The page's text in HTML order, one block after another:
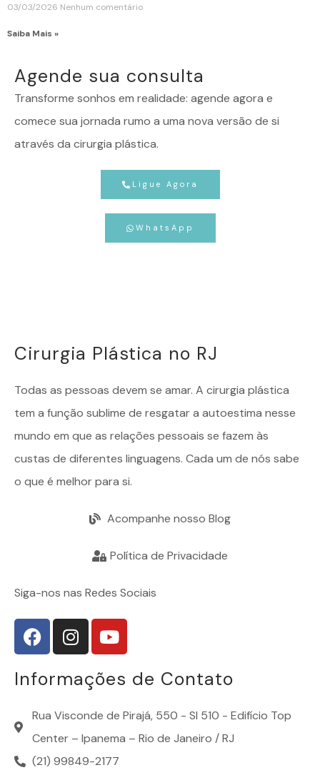
03/03/2026 Nenhum comentário
Saiba Mais »
Agende sua consulta
Transforme sonhos em realidade: agende agora e
comece sua jornada rumo a uma nova versão de si
através da cirurgia plástica.
Ligue Agora
WhatsApp
Cirurgia Plástica no RJ
Todas as pessoas devem se amar. A cirurgia plástica
tem a função sublime de resgatar a autoestima nesse
mundo em que as relações pessoais se fazem às
custas de diferentes linguagens. Cada um de nós sabe
o que é melhor para si.
Acompanhe nosso Blog
Política de Privacidade
Siga-nos nas Redes Sociais
Informações de Contato
Rua Visconde de Pirajá, 550 - Sl 510 - Edifício Top
Center – Ipanema – Rio de Janeiro / RJ
(21) 99849-2177